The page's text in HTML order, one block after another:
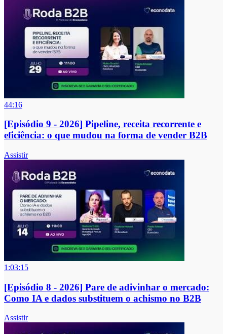
44:16
[Episódio 9 - 2026] Pipeline, receita recorrente e
eficiência: o que mudou na forma de vender B2B
Assistir
1:03:15
[Episódio 8 - 2026] Pare de adivinhar o mercado:
Como IA e dados substituem o achismo no B2B
Assistir